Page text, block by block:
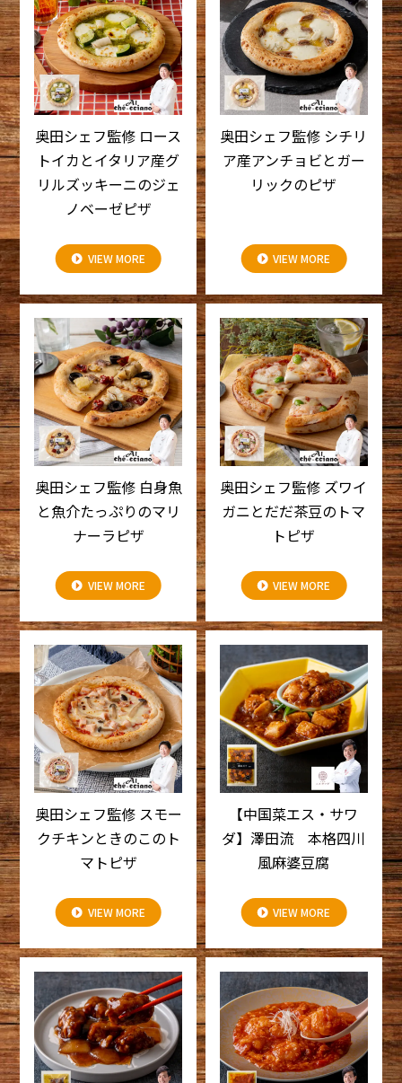
奥田シェフ監修 ロース
トイカとイタリア産グ
リルズッキーニのジェ
ノベーゼピザ
VIEW MORE
奥田シェフ監修 シチリ
ア産アンチョビとガー
リックのピザ
VIEW MORE
奥田シェフ監修 白身魚
と魚介たっぷりのマリ
ナーラピザ
VIEW MORE
奥田シェフ監修 ズワイ
ガニとだだ茶豆のトマ
トピザ
VIEW MORE
奥田シェフ監修 スモー
クチキンときのこのト
マトピザ
VIEW MORE
【中国菜エス・サワ
ダ】澤田流 本格四川
風麻婆豆腐
VIEW MORE